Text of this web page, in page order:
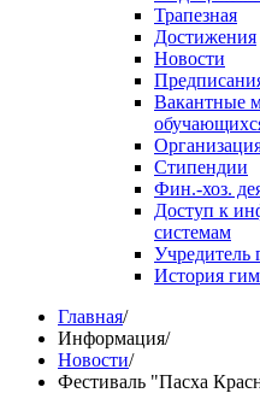
Трапезная
Достижения
Новости
Вакантные
Стипендии
Фин.-хоз.
Доступ к
системам
Учредитель
История
Главная/
Информация/
Новости/
Фестиваль "Пасха